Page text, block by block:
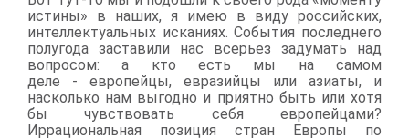
истины» в наших, я имею в виду российских,
интеллектуальных исканиях. События последнего
полугода заставили нас всерьез задумать над
вопросом: а кто есть мы на самом
деле - европейцы, евразийцы или азиаты, и
насколько нам выгодно и приятно быть или хотя
бы чувствовать себя европейцами?
Иррациональная позиция стран Европы по